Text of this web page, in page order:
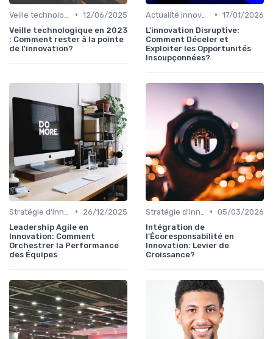
• 12/06/2025
Veille technologique en 2023
: Comment rester à la pointe
de l'innovation?
• 17/01/2026
L'innovation Disruptive:
Comment Déceler et
Exploiter les Opportunités
Insoupçonnées?
•
26/12/2025
Leadership Agile en
Innovation: Comment
Orchestrer la Performance
des Équipes
• 05/03/2026
Intégration de
l'Écoresponsabilité en
Innovation: Levier de
Croissance?